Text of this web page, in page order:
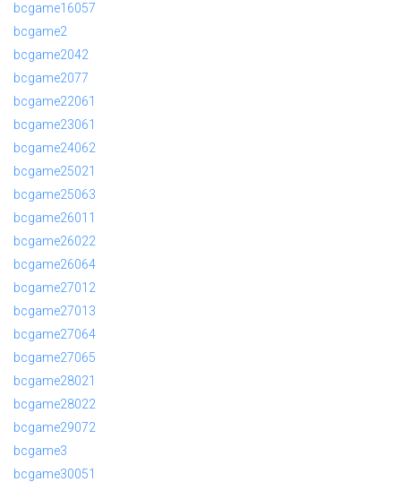
bcgame16057
bcgame2
bcgame2042
bcgame2077
bcgame22061
bcgame23061
bcgame24062
bcgame25021
bcgame25063
bcgame26011
bcgame26022
bcgame26064
bcgame27012
bcgame27013
bcgame27064
bcgame27065
bcgame28021
bcgame28022
bcgame29072
bcgame3
bcgame30051